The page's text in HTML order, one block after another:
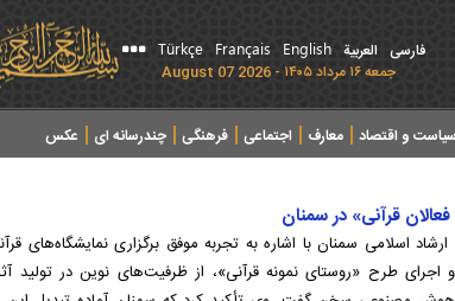
فارسی العربیة English
Français
Türkçe
جمعه ۱۶ مرداد ۱۴۰۵ - 2026 August 07
سیاست و اقتصاد معارف اجتماعی فرهنگی چندرسانه ای عکس
قرآنی» در سمنان
و اجرای طرح «روستای نمونه قرآنی»، از ظرفیت‌های نوین در تولید